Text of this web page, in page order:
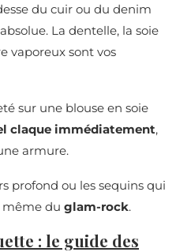
du cuir ou du denim
La dentelle, la soie
vaporeux sont vos
sur une blouse en soie
claque immédiatement,
armure.
profond ou les sequins qui
même du glam-rock.
: le guide des